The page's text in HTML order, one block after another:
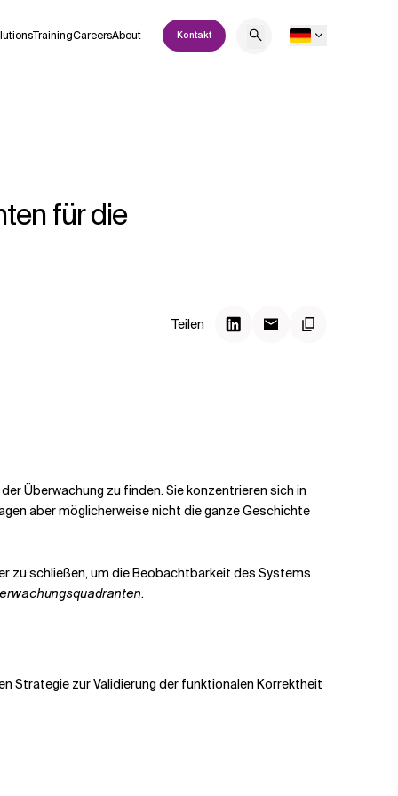
TrainingCareersAbout Kontakt
für die
Teilen
Überwachung zu finden. Sie konzentrieren sich in
aber möglicherweise nicht die ganze Geschichte
zu schließen, um die Beobachtbarkeit des Systems
.
Strategie zur Validierung der funktionalen Korrektheit